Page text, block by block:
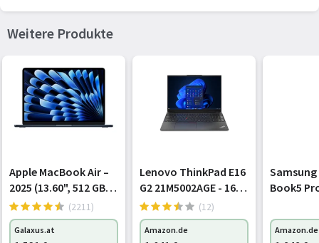
Effiziente Kerne
Speicher
Speicherkapazität 16 GB
Memory Formfaktor On-board
Grafik
Eingebaute Grafikadapter Ja
Separater Grafikadapter Nein
Weitere Produkte
Apple MacBook Air –
2025 (13.60", 512 GB,
16 GB, DE, M4),
Notebook, Grau
(2211)
Galaxus.at
Lenovo ThinkPad E16
G2 21M5002AGE - 16"
WUXGA, Ryzen 5
7535HS, 16GB, 512GB,
Windows 11 Pro
(12)
Amazon.de
Samsung
Book5
B2B
Amazon.de